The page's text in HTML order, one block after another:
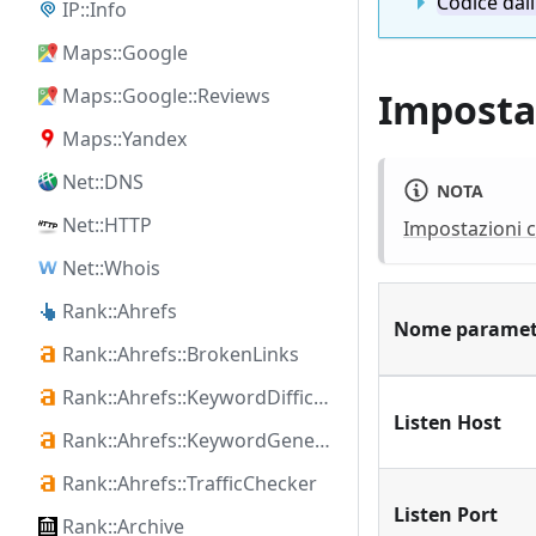
IP::Info
Maps::Google
Maps::Google::Reviews
Maps::Yandex
Net::DNS
Net::HTTP
Net::Whois
Rank::Ahrefs
Rank::Ahrefs::BrokenLinks
Rank::Ahrefs::KeywordDifficulty
Rank::Ahrefs::KeywordGenerator
Rank::Ahrefs::TrafficChecker
Rank::Archive
NOTA
Impostazioni
Nome
Listen Host
Listen Port